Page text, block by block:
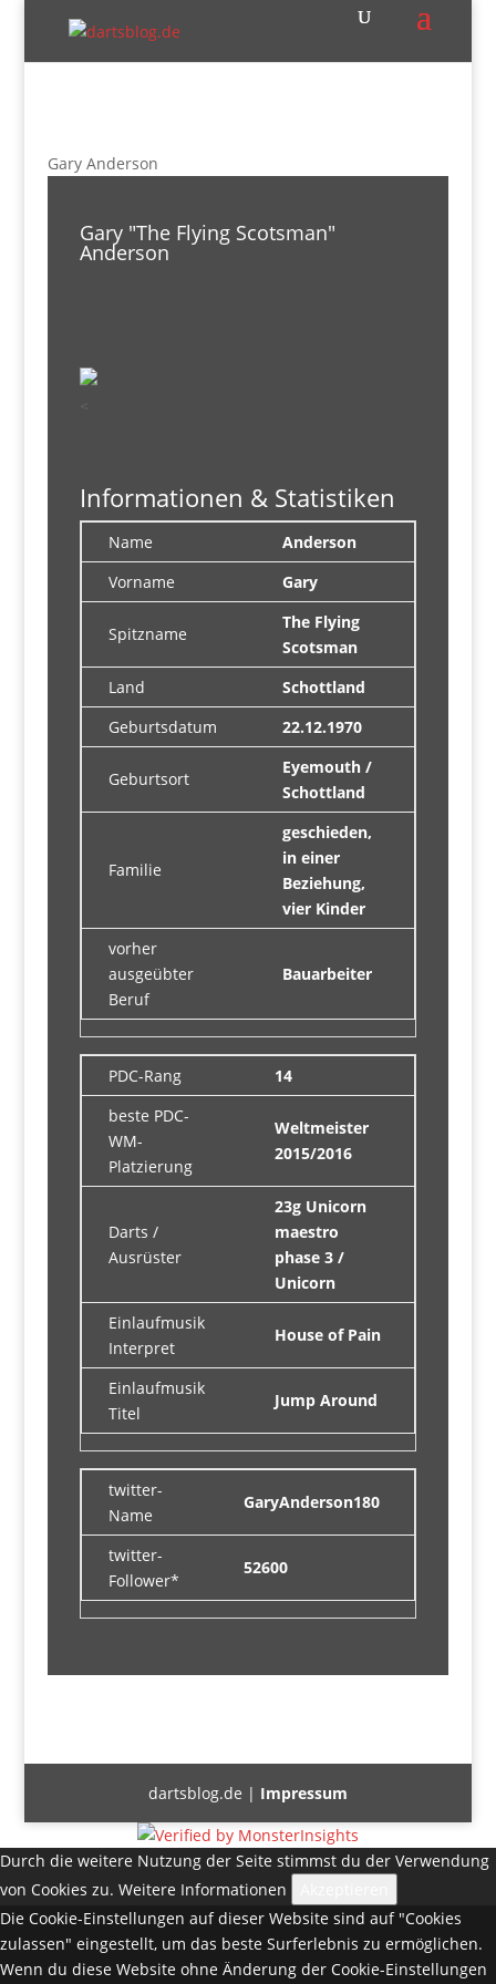
Gary Anderson
Gary "The Flying Scotsman"
Anderson
Informationen & Statistiken
Name
Anderson
Vorname
Gary
Spitzname
The Flying
Scotsman
Land
Schottland
Geburtsdatum
22.12.1970
Geburtsort
Eyemouth /
Schottland
Familie
geschieden,
in einer
Beziehung,
vier Kinder
vorher
ausgeübter
Beruf
Bauarbeiter
PDC-Rang
14
beste PDC-
WM-
Platzierung
Weltmeister
2015/2016
Darts /
Ausrüster
23g Unicorn
maestro
phase 3 /
Unicorn
Einlaufmusik
Interpret
House of Pain
Einlaufmusik
Titel
Jump Around
twitter-
Name
GaryAnderson180
twitter-
Follower*
52600
dartsblog.de | Impressum
Durch die weitere Nutzung der Seite stimmst du der Verwendung
von Cookies zu. Weitere Informationen
Die Cookie-Einstellungen auf dieser Website sind auf "Cookies
zulassen" eingestellt, um das beste Surferlebnis zu ermöglichen.
Wenn du diese Website ohne Änderung der Cookie-Einstellungen